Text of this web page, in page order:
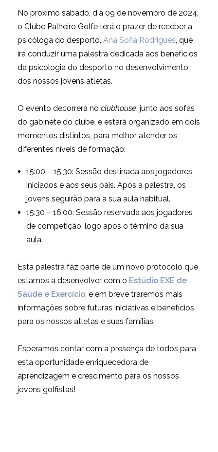
No próximo sábado, dia 09 de novembro de 2024,
o Clube Palheiro Golfe terá o prazer de receber a
psicóloga do desporto, Ana Sofia Rodrigues, que
irá conduzir uma palestra dedicada aos benefícios
da psicologia do desporto no desenvolvimento
dos nossos jovens atletas.
O evento decorrerá no clubhouse, junto aos sofás
do gabinete do clube, e estará organizado em dois
momentos distintos, para melhor atender os
diferentes níveis de formação:
15:00 – 15:30: Sessão destinada aos jogadores
iniciados e aos seus pais. Após a palestra, os
jovens seguirão para a sua aula habitual.
15:30 – 16:00: Sessão reservada aos jogadores
de competição, logo após o término da sua
aula.
Esta palestra faz parte de um novo protocolo que
estamos a desenvolver com o Estúdio EXE de
Saúde e Exercício, e em breve traremos mais
informações sobre futuras iniciativas e benefícios
para os nossos atletas e suas famílias.
Esperamos contar com a presença de todos para
esta oportunidade enriquecedora de
aprendizagem e crescimento para os nossos
jovens golfistas!